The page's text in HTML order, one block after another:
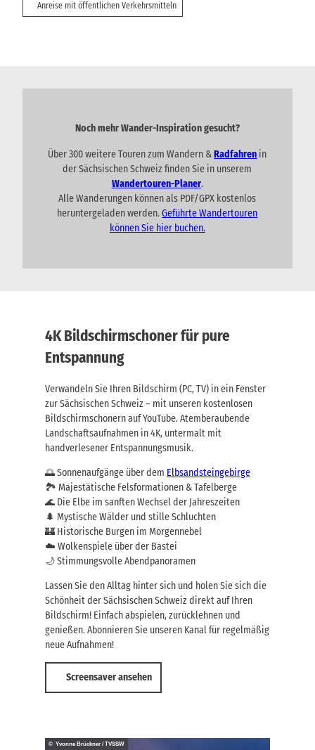
Anreise mit öffentlichen Verkehrsmitteln
Noch mehr Wander-Inspiration gesucht?
Über 300 weitere Touren zum Wandern &Radfahren in
der Sächsischen Schweiz finden Sie in unserem
Wandertouren-Planer.
Alle Wanderungen können als PDF/GPX kostenlos
heruntergeladen werden.Geführte Wandertouren
können Sie hier buchen.
© Yvonne Brückner / TVSSW
4K Bildschirmschoner für pure
Entspannung
Verwandeln Sie Ihren Bildschirm (PC, TV) in ein Fenster
zur Sächsischen Schweiz – mit unseren kostenlosen
Bildschirmschonern auf YouTube. Atemberaubende
Landschaftsaufnahmen in 4K, untermalt mit
handverlesener Entspannungsmusik.
🌅 Sonnenaufgänge über dem Elbsandsteingebirge
🏞️ Majestätische Felsformationen & Tafelberge
🌊 Die Elbe im sanften Wechsel der Jahreszeiten
🌲 Mystische Wälder und stille Schluchten
🏰 Historische Burgen im Morgennebel
☁️ Wolkenspiele über der Bastei
🌙 Stimmungsvolle Abendpanoramen
Lassen Sie den Alltag hinter sich und holen Sie sich die
Schönheit der Sächsischen Schweiz direkt auf Ihren
Bildschirm! Einfach abspielen, zurücklehnen und
genießen. Abonnieren Sie unseren Kanal für regelmäßig
neue Aufnahmen!
Screensaver ansehen